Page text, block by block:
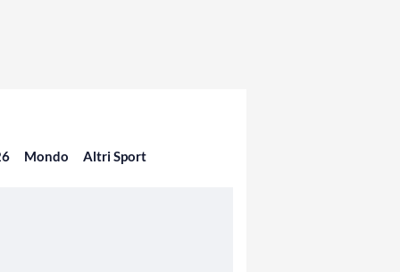
Mondo Altri Sport